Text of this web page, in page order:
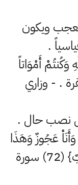
ويكون
.
أَمْوَاتاً
نصب حال .
عَجُوزٌ وَهَذَا
بَعْلِي شَيْخًا إِنَّ هَذَا لَشَيْءٌ عَجِيبٌ} (72) سورة